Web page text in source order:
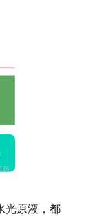
光原液，都